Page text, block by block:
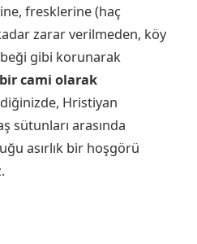
fresklerine (haç
zarar verilmeden, köy
gibi korunarak
cami olarak
Hristiyan
sütunları arasında
asırlık bir hoşgörü